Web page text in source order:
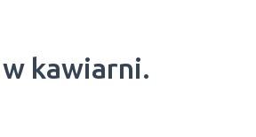
kawiarni.